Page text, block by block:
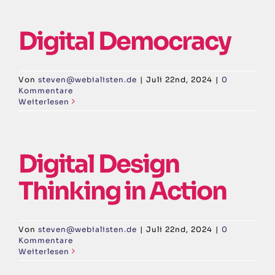
Digital Democracy
Von steven@webialisten.de | Juli 22nd, 2024 | 0
Kommentare
Weiterlesen
Digital Design
Thinking in Action
Von steven@webialisten.de | Juli 22nd, 2024 | 0
Kommentare
Weiterlesen